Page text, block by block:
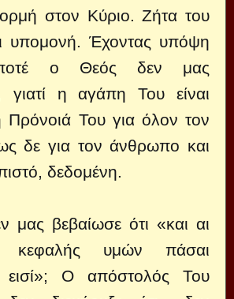
στον Κύριο. Ζήτα του
υπομονή. Έχοντας υπόψη
ο Θεός δεν μας
γιατί η αγάπη Του είναι
Πρόνοιά Του για όλον τον
δε για τον άνθρωπο και
δεδομένη.
μας βεβαίωσε ότι «και αι
κεφαλής υμών πάσαι
εισί»; Ο απόστολός Του